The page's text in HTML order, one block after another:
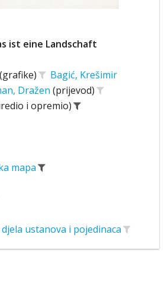
ist eine Landschaft
(grafike)
Bagić, Krešimir
Dražen (prijevod)
i opremio)
mapa
ustanova i pojedinaca